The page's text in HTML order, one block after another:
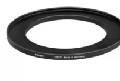
Troller
Accesorii genti si trollere
Solid-State Drive (SSD)
Video / Camere si accesorii